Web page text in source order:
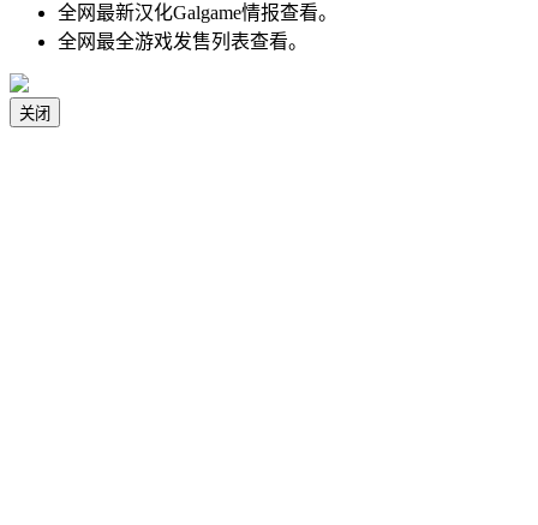
全网最新汉化Galgame情报查看。
全网最全游戏发售列表查看。
关闭